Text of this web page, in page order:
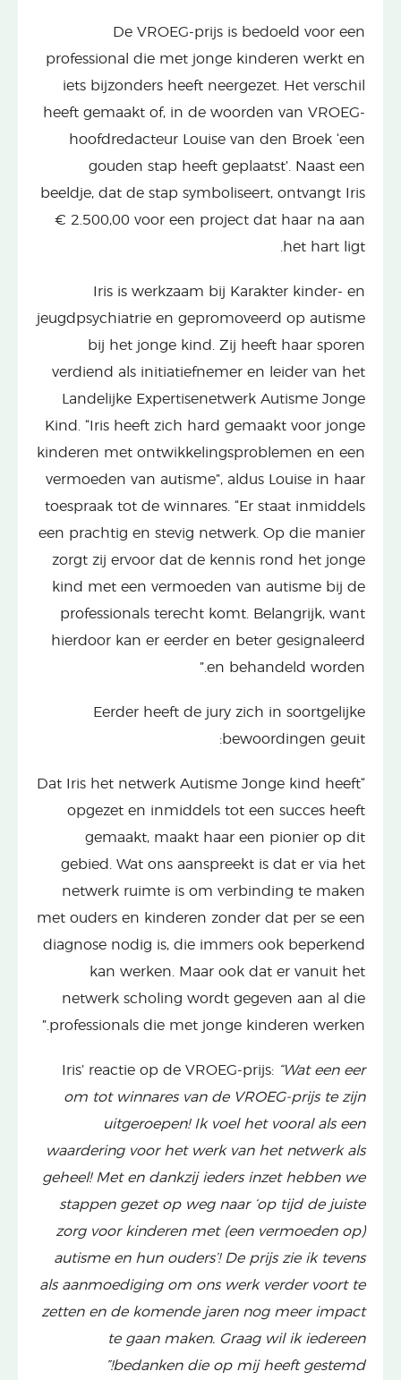
De VROEG-prijs is bedoeld voor een
professional die met jonge kinderen werkt en
iets bijzonders heeft neergezet. Het verschil
heeft gemaakt of, in de woorden van VROEG-
hoofdredacteur Louise van den Broek ‘een
gouden stap heeft geplaatst’. Naast een
beeldje, dat de stap symboliseert, ontvangt Iris
€ 2.500,00 voor een project dat haar na aan
het hart ligt.
Iris is werkzaam bij Karakter kinder- en
jeugdpsychiatrie en gepromoveerd op autisme
bij het jonge kind. Zij heeft haar sporen
verdiend als initiatiefnemer en leider van het
Landelijke Expertisenetwerk Autisme Jonge
Kind. “Iris heeft zich hard gemaakt voor jonge
kinderen met ontwikkelingsproblemen en een
vermoeden van autisme”, aldus Louise in haar
toespraak tot de winnares. “Er staat inmiddels
een prachtig en stevig netwerk. Op die manier
zorgt zij ervoor dat de kennis rond het jonge
kind met een vermoeden van autisme bij de
professionals terecht komt. Belangrijk, want
hierdoor kan er eerder en beter gesignaleerd
en behandeld worden.”
Eerder heeft de jury zich in soortgelijke
bewoordingen geuit:
“Dat Iris het netwerk Autisme Jonge kind heeft
opgezet en inmiddels tot een succes heeft
gemaakt, maakt haar een pionier op dit
gebied. Wat ons aanspreekt is dat er via het
netwerk ruimte is om verbinding te maken
met ouders en kinderen zonder dat per se een
diagnose nodig is, die immers ook beperkend
kan werken. Maar ook dat er vanuit het
netwerk scholing wordt gegeven aan al die
professionals die met jonge kinderen werken.”
Iris’ reactie op de VROEG-prijs: “Wat een eer
om tot winnares van de VROEG-prijs te zijn
uitgeroepen! Ik voel het vooral als een
waardering voor het werk van het netwerk als
geheel! Met en dankzij ieders inzet hebben we
stappen gezet op weg naar ‘op tijd de juiste
zorg voor kinderen met (een vermoeden op)
autisme en hun ouders’! De prijs zie ik tevens
als aanmoediging om ons werk verder voort te
zetten en de komende jaren nog meer impact
te gaan maken. Graag wil ik iedereen
bedanken die op mij heeft gestemd!”